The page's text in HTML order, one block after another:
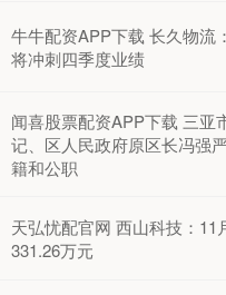
牛牛配资APP下载 长久物流
将冲刺四季度业绩
闻喜股票配资APP下载 三亚
记、区人民政府原区长冯强
籍和公职
天弘忧配官网 西山科技：11
331.26万元